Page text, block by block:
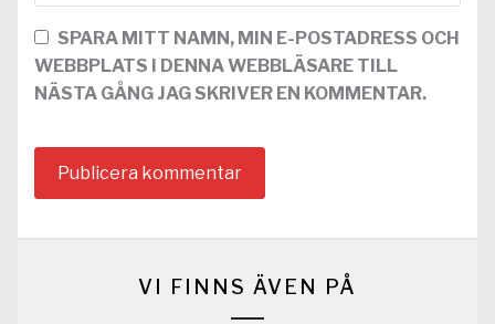
SPARA MITT NAMN, MIN E-POSTADRESS OCH
WEBBPLATS I DENNA WEBBLÄSARE TILL
NÄSTA GÅNG JAG SKRIVER EN KOMMENTAR.
VI FINNS ÄVEN PÅ